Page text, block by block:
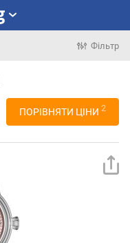
Фільтр
ПОРІВНЯТИ ЦІНИ 2